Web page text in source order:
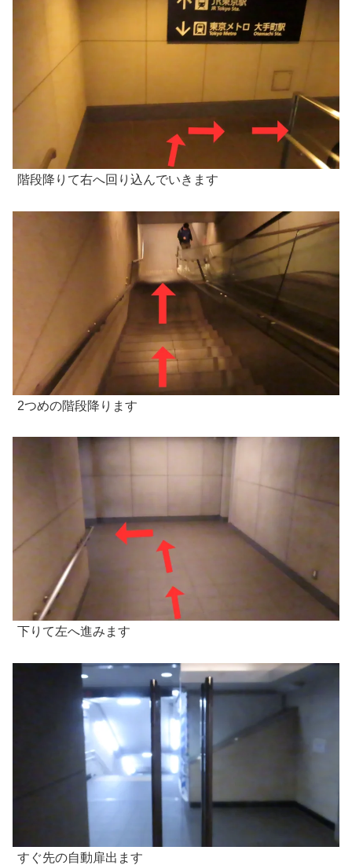
階段降りて右へ回り込んでいきます
2つめの階段降ります
下りて左へ進みます
すぐ先の自動扉出ます